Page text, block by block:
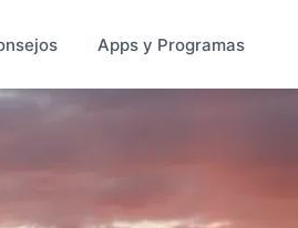
Apps y Programas